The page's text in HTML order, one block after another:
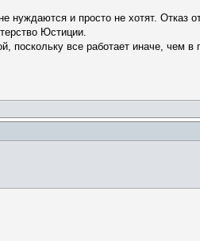
и просто не хотят. Отказ
Юстиции.
поскольку все работает иначе, чем